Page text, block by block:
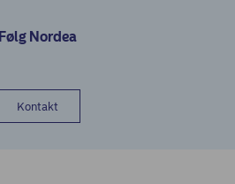
Følg Nordea
Kontakt